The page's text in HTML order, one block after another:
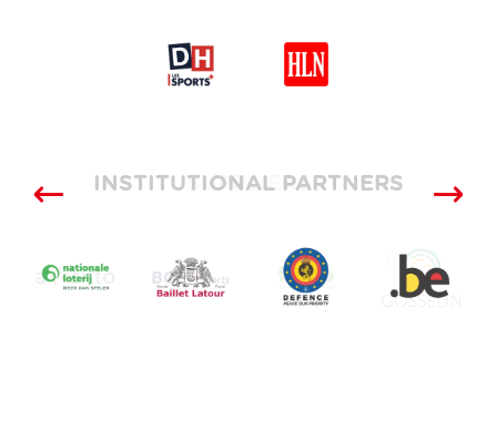
SUPPLIERS
INSTITUTIONAL PARTNERS